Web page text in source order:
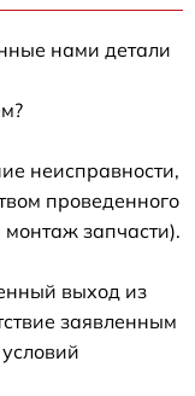
нами детали
неисправности,
проведенного
запчасти).
выход из
заявленным